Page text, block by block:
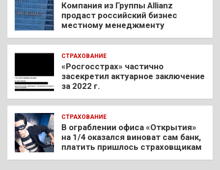
Компания из Группы Allianz
продаст российский бизнес
местному менеджменту
СТРАХОВАНИЕ
«Росгосстрах» частично
засекретил актуарное заключение
за 2022 г.
СТРАХОВАНИЕ
В ограблении офиса «Открытия»
на 1/4 оказался виноват сам банк,
платить пришлось страховщикам